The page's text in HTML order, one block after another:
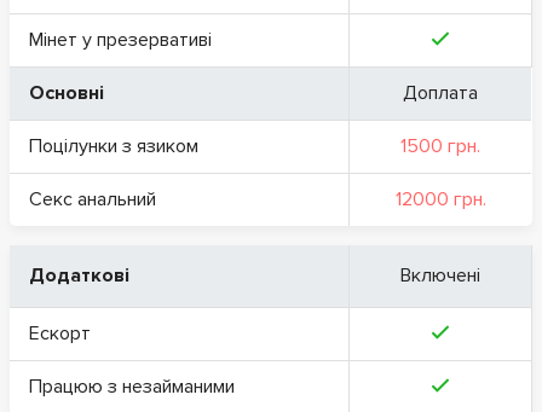
Мінет у презервативі
Основні Доплата
Поцілунки з язиком 1500 грн.
Секс анальний 12000 грн.
Додаткові Включені
Ескорт
Працюю з незайманими